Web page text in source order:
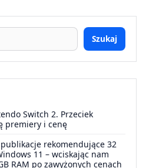
Szukaj
Switch 2. Przeciek
premiery i cenę
rekomendujące 32
11 – wciskając nam
RAM po zawyżonych cenach